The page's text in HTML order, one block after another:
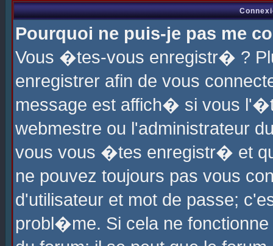
Pourquoi ne puis-je pas me
Vous �tes-vous enregistr� ?
enregistrer afin de vous
message est affich� si vous
webmestre ou l'administrateur
vous vous �tes enregistr� et
ne pouvez toujours pas vous
d'utilisateur et mot de passe;
probl�me. Si cela ne